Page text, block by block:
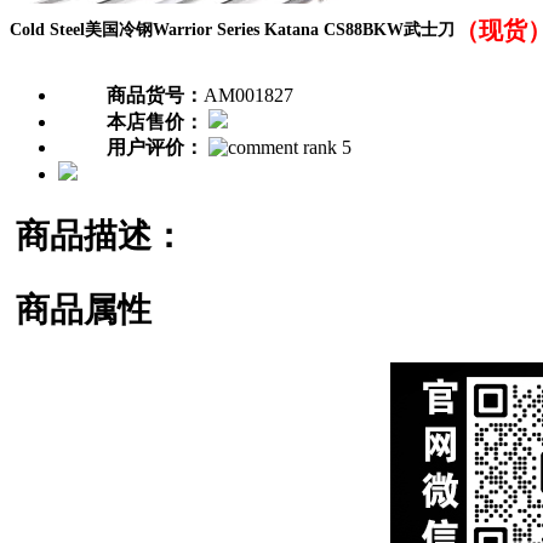
Cold Steel美国冷钢Warrior Series Katana CS88BKW武士刀 （现货
商品货号： AM001827
本店售价：
用户评价：
商品描述：
商品属性